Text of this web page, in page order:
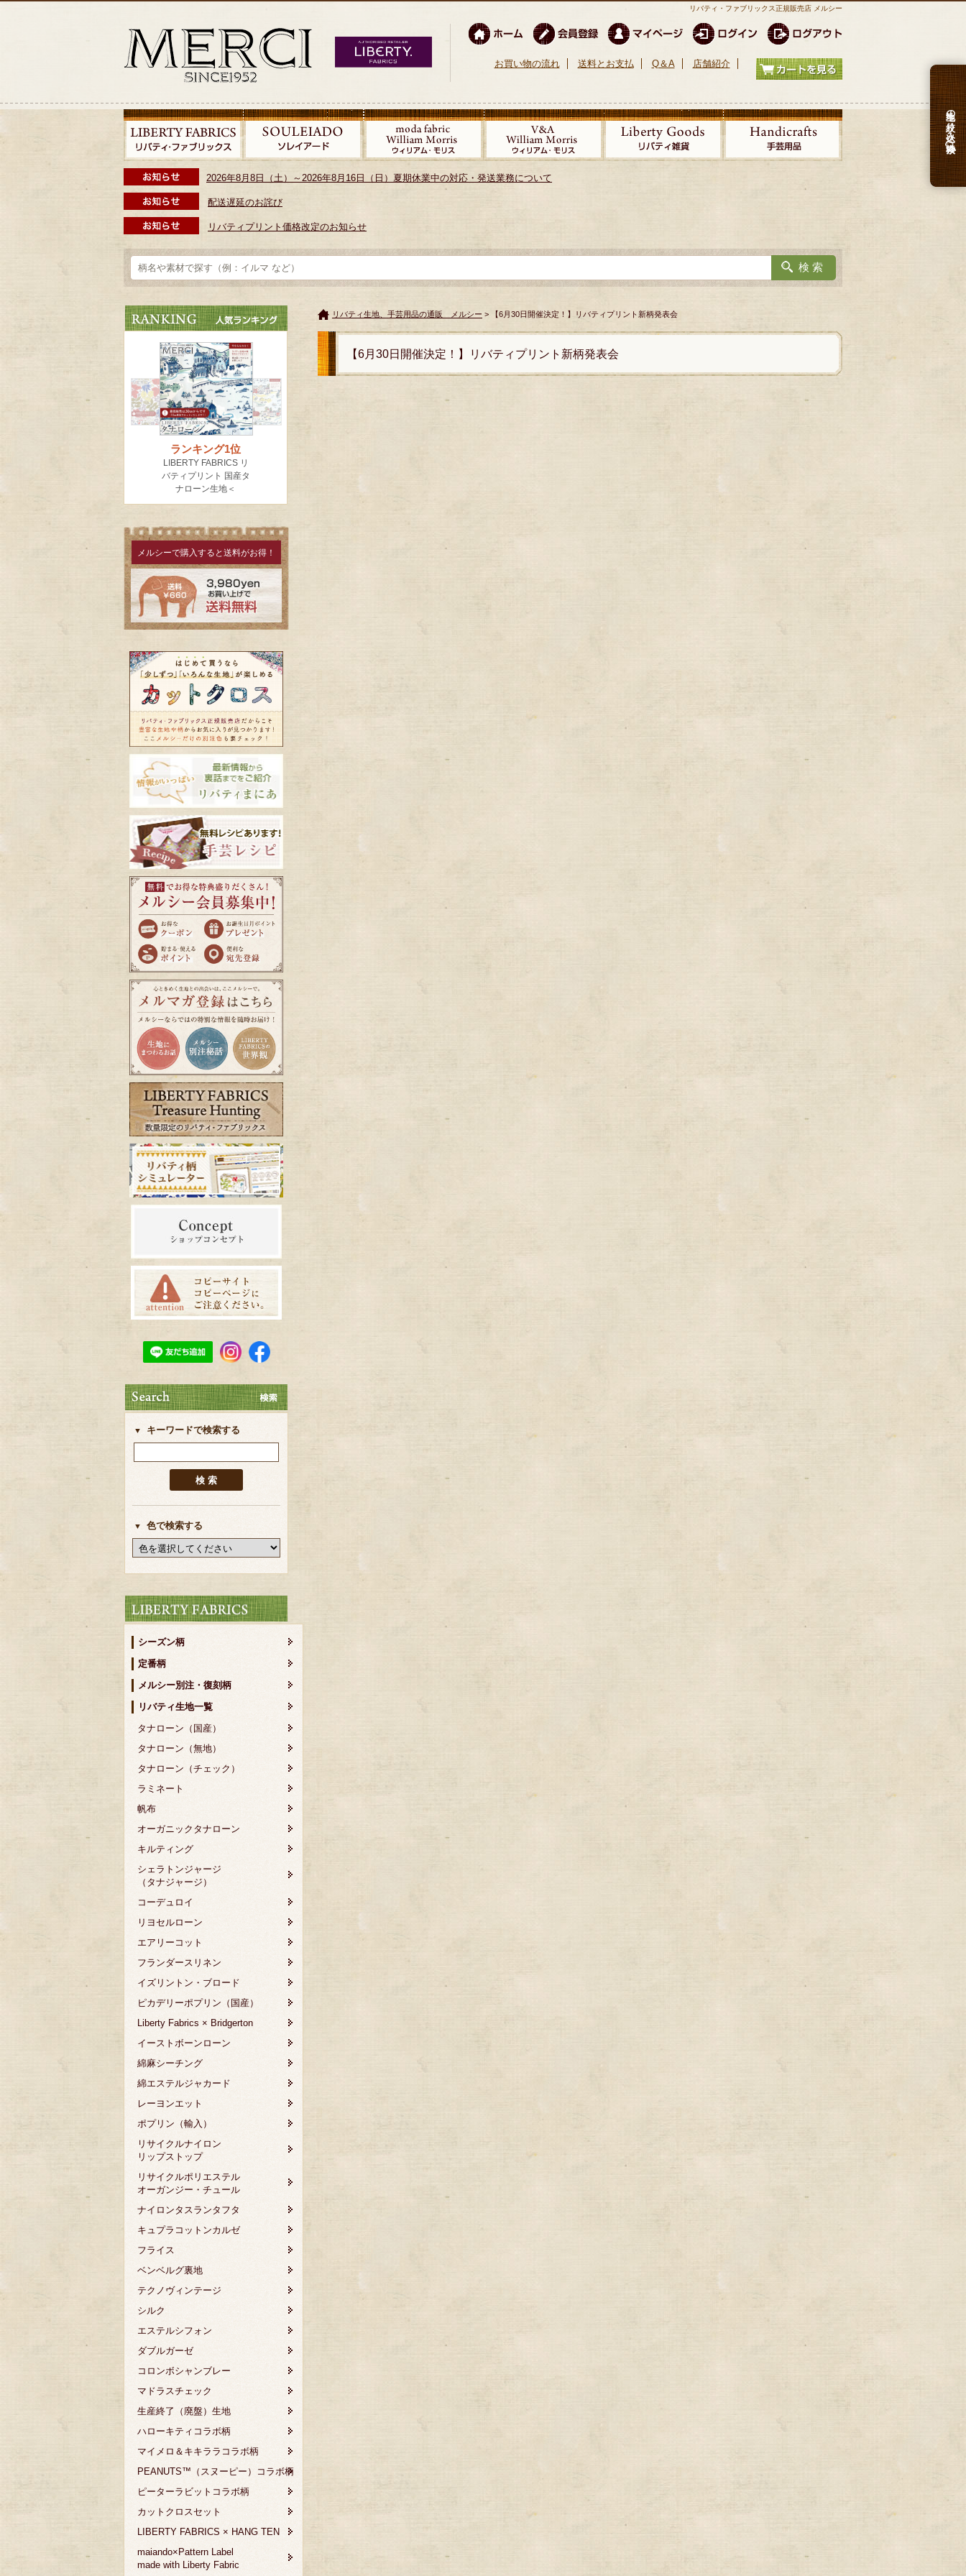
リバティ・ファブリックス正規販売店 メルシー
お買い物の流れ 送料とお支払 Q＆A 店舗紹介
2026年8月8日（土）～2026年8月16日（日）夏期休業中の対応・発送業務について
配送遅延のお詫び
リバティプリント価格改定のお知らせ
生地の絞り込み検索
メルシーで購入すると送料がお得！
キーワードで検索する
色で検索する
シーズン柄
定番柄
メルシー別注・復刻柄
リバティ生地一覧
タナローン（国産）
タナローン（無地）
タナローン（チェック）
ラミネート
帆布
オーガニックタナローン
キルティング
シェラトンジャージ
（タナジャージ）
コーデュロイ
リヨセルローン
エアリーコット
フランダースリネン
イズリントン・ブロード
ピカデリーポプリン（国産）
Liberty Fabrics × Bridgerton
イーストボーンローン
綿麻シーチング
綿エステルジャカード
レーヨンエット
ポプリン（輸入）
リサイクルナイロン
リップストップ
リサイクルポリエステル
オーガンジー・チュール
ナイロンタスランタフタ
キュプラコットンカルゼ
フライス
ベンベルグ裏地
テクノヴィンテージ
シルク
エステルシフォン
ダブルガーゼ
コロンボシャンブレー
マドラスチェック
生産終了（廃盤）生地
ハローキティコラボ柄
マイメロ＆キキララコラボ柄
PEANUTS™（スヌーピー）コラボ柄
ピーターラビットコラボ柄
カットクロスセット
LIBERTY FABRICS × HANG TEN
maiando×Pattern Label
made with Liberty Fabric
リバティ生地、手芸用品の通販 メルシー > 【6月30日開催決定！】リバティプリント新柄発表会
【6月30日開催決定！】リバティプリント新柄発表会